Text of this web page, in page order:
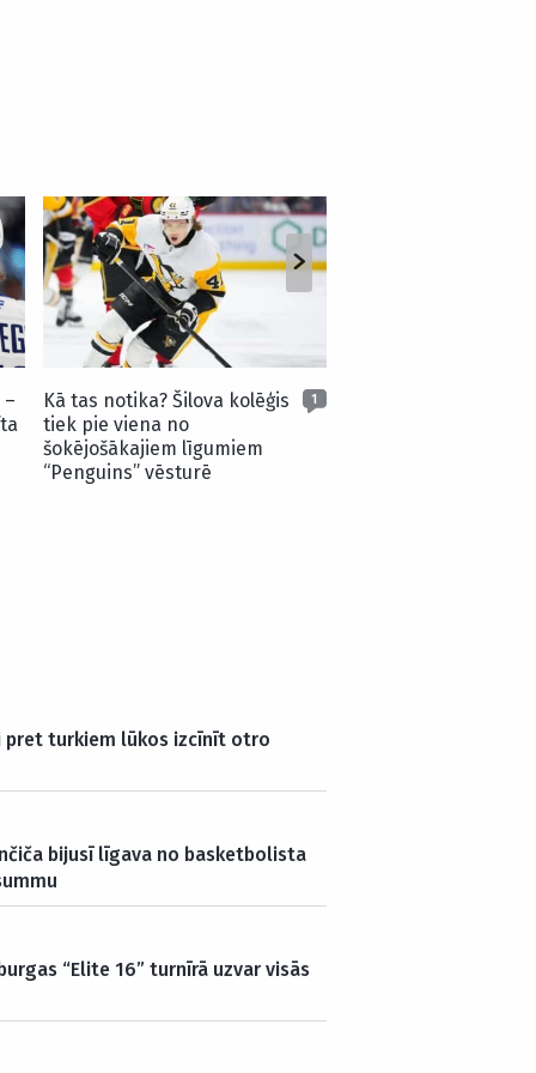
–
Kā tas notika? Šilova kolēģis
tiek pie viena no
šokējošākajiem līgumiem
“Penguins” vēsturē
1
pret turkiem lūkos izcīnīt otro
bijusī līgava no basketbolista
“Elite 16” turnīrā uzvar visās